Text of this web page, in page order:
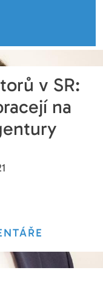
v SR:
na